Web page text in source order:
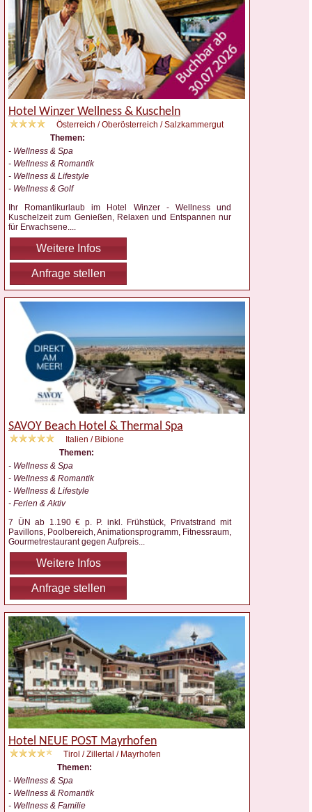
Hotel Winzer Wellness & Kuscheln
Österreich / Oberösterreich / Salzkammergut
Themen:
- Wellness & Spa
- Wellness & Romantik
- Wellness & Lifestyle
- Wellness & Golf
Ihr Romantikurlaub im Hotel Winzer - Wellness und
Kuschelzeit zum Genießen, Relaxen und Entspannen nur
für Erwachsene....
Weitere Infos
Anfrage stellen
SAVOY Beach Hotel & Thermal Spa
Italien / Bibione
Themen:
- Wellness & Spa
- Wellness & Romantik
- Wellness & Lifestyle
- Ferien & Aktiv
7 ÜN ab 1.190 € p. P. inkl. Frühstück, Privatstrand mit
Pavillons, Poolbereich, Animationsprogramm, Fitnessraum,
Gourmetrestaurant gegen Aufpreis...
Weitere Infos
Anfrage stellen
Hotel NEUE POST Mayrhofen
Tirol / Zillertal / Mayrhofen
Themen:
- Wellness & Spa
- Wellness & Romantik
- Wellness & Familie